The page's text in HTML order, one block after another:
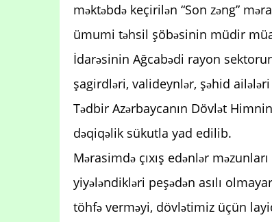
məktəbdə keçirilən “Son zəng”
ümumi təhsil şöbəsinin müdir
İdarəsinin Ağcabədi rayon
şagirdləri, valideynlər, şəhid
Tədbir Azərbaycanın Dövlət
dəqiqəlik sükutla yad edilib.
Mərasimdə çıxış edənlər
yiyələndikləri peşədən asılı
töhfə verməyi, dövlətimiz üçün